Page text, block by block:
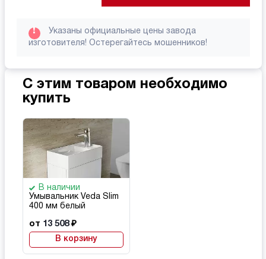
!
Указаны официальные цены завода
изготовителя! Остерегайтесь мошенников!
С этим товаром необходимо
купить
В наличии
Умывальник Veda Slim
400 мм белый
от 13 508₽
В корзину